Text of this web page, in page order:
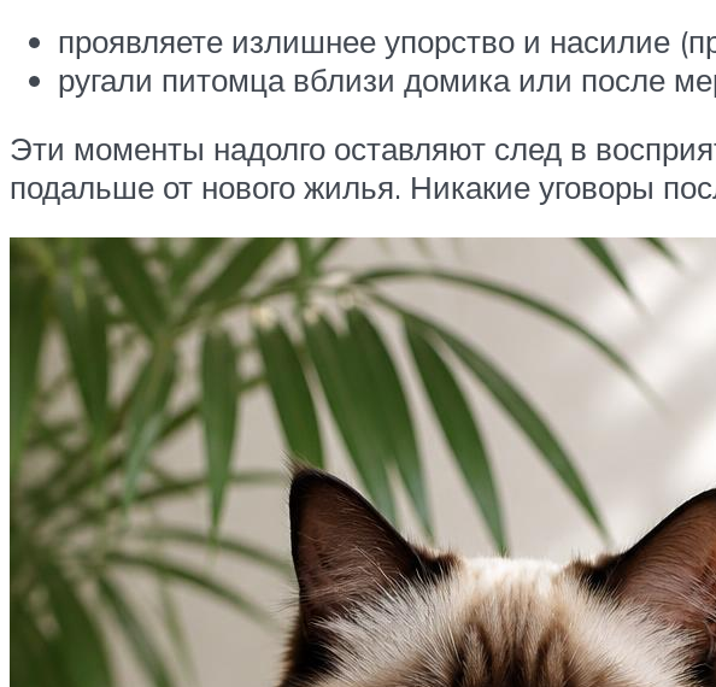
проявляете излишнее упорство и насилие
ругали питомца вблизи домика или после
Эти моменты надолго оставляют след в
подальше от нового жилья. Никакие уговоры